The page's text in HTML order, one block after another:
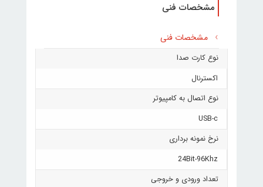
مشخصات فنی
مشخصات فنی
نوع کارت صدا
اکسترنال
نوع اتصال به کامپیوتر
USB-c
نرخ نمونه برداری
24Bit-96Khz
تعداد ورودی و خروجی